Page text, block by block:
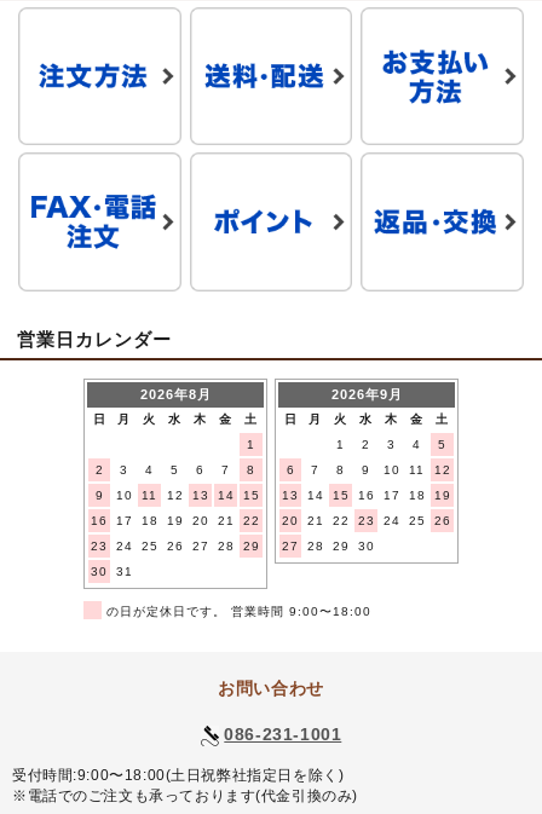
営業日カレンダー
2026年8月
日 月 火 水 木 金
土
1
2
3 4 5 6 7
8
9
10 11 12 13 14
15
16
17 18 19 20 21
22
23
24 25 26 27 28
29
30
31
2026年9月
日 月 火 水 木 金
土
1
2 3 4
5
6
7 8 9 10 11
12
13
14 15 16 17 18
19
20
21 22 23 24 25
26
27
28 29 30
の日が定休日です。 営業時間 9:00〜18:00
お問い合わせ
086-231-1001
受付時間:9:00〜18:00(土日祝弊社指定日を除く)
※電話でのご注文も承っております(代金引換のみ)